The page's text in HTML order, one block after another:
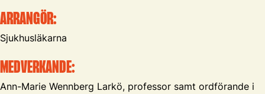
ARRANGÖR:
Sjukhusläkarna
MEDVERKANDE:
Ann-Marie Wennberg Larkö, professor samt ordförande i